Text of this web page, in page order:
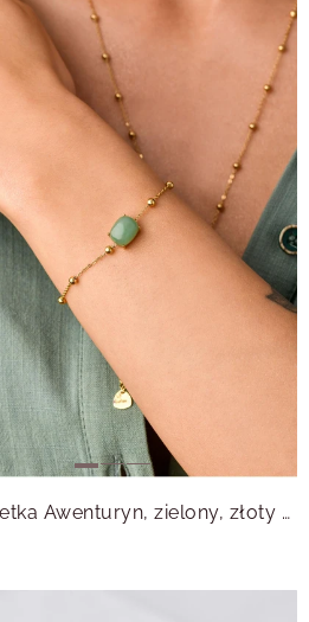
Bransoletka Awenturyn, zielony, złoty S100230Z05